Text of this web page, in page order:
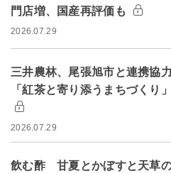
門店増、国産再評価も
2026.07.29
三井農林、尾張旭市と連携協
「紅茶と寄り添うまちづくり
2026.07.29
飲む酢 甘夏とかぼすと天草